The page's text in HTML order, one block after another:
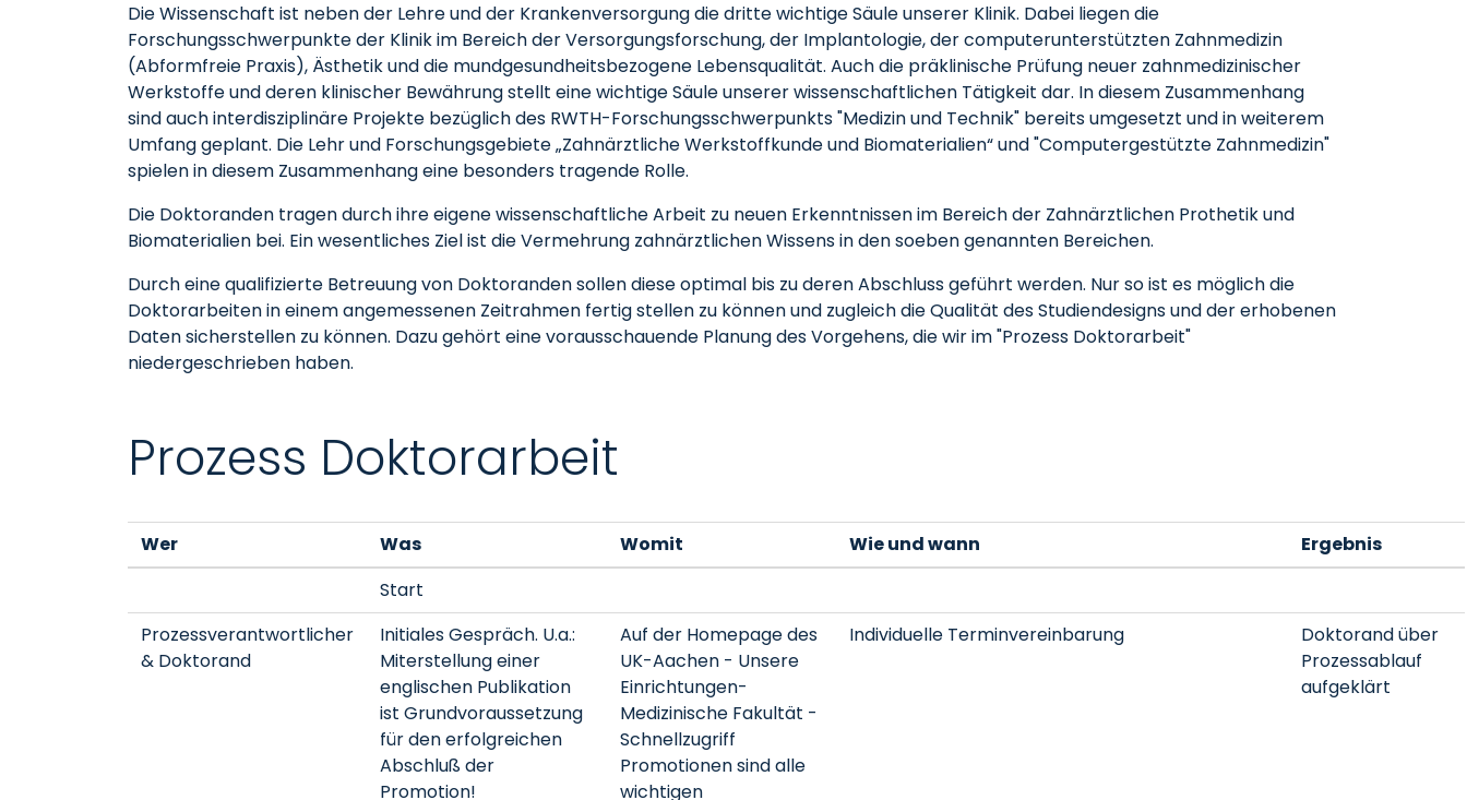
Die Wissenschaft ist neben der Lehre und der Krankenversorgung die dritte wichtige Säule unserer Klinik. Dabei liegen die
Forschungsschwerpunkte der Klinik im Bereich der Versorgungsforschung, der Implantologie, der computerunterstützten Zahnmedizin
(Abformfreie Praxis), Ästhetik und die mundgesundheitsbezogene Lebensqualität. Auch die präklinische Prüfung neuer zahnmedizinischer
Werkstoffe und deren klinischer Bewährung stellt eine wichtige Säule unserer wissenschaftlichen Tätigkeit dar. In diesem Zusammenhang
sind auch interdisziplinäre Projekte bezüglich des RWTH-Forschungsschwerpunkts "Medizin und Technik" bereits umgesetzt und in weiterem
Umfang geplant. Die Lehr und Forschungsgebiete „Zahnärztliche Werkstoffkunde und Biomaterialien“ und "Computergestützte Zahnmedizin"
spielen in diesem Zusammenhang eine besonders tragende Rolle.
Die Doktoranden tragen durch ihre eigene wissenschaftliche Arbeit zu neuen Erkenntnissen im Bereich der Zahnärztlichen Prothetik und
Biomaterialien bei. Ein wesentliches Ziel ist die Vermehrung zahnärztlichen Wissens in den soeben genannten Bereichen.
Durch eine qualifizierte Betreuung von Doktoranden sollen diese optimal bis zu deren Abschluss geführt werden. Nur so ist es möglich die
Doktorarbeiten in einem angemessenen Zeitrahmen fertig stellen zu können und zugleich die Qualität des Studiendesigns und der erhobenen
Daten sicherstellen zu können. Dazu gehört eine vorausschauende Planung des Vorgehens, die wir im "Prozess Doktorarbeit"
niedergeschrieben haben.
Prozess Doktorarbeit
Wer Was Womit Wie und wann
Ergebnis
Start
Prozessverantwortlicher
& Doktorand
Initiales Gespräch. U.a.:
Miterstellung einer
englischen Publikation
ist Grundvoraussetzung
für den erfolgreichen
Abschluß der
Promotion!
Auf der Homepage des
UK-Aachen - Unsere
Einrichtungen-
Medizinische Fakultät -
Schnellzugriff
Promotionen sind alle
wichtigen
Individuelle Terminvereinbarung
Doktorand über
Prozessablauf
aufgeklärt